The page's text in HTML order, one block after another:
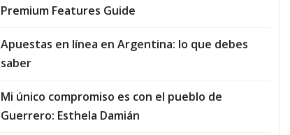
Premium Features Guide
Apuestas en línea en Argentina: lo que debes
saber
Mi único compromiso es con el pueblo de
Guerrero: Esthela Damián